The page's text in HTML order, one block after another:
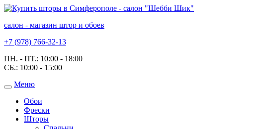
салон - магазин штор и обоев
+7 (978) 766-32-13
ПН. - ПТ.: 10:00 - 18:00
СБ.: 10:00 - 15:00
Toggle
navigation
Меню
Обои
Фрески
Шторы